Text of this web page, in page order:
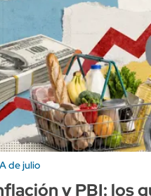
de julio
y PBI: los